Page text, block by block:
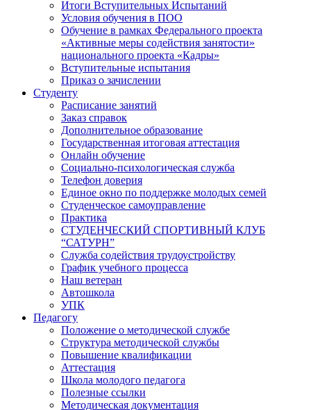
Итоги Вступительных Испытаний
Условия обучения в ПОО
Обучение в рамках Федерального проекта
«Активные меры содействия занятости»
национального проекта «Кадры»
Вступительные испытания
Приказ о зачислении
Студенту
Расписание занятий
Заказ справок
Дополнительное образование
Государственная итоговая аттестация
Онлайн обучение
Социально-психологическая служба
Телефон доверия
Единое окно по поддержке молодых семей
Студенческое самоуправление
Практика
СТУДЕНЧЕСКИЙ СПОРТИВНЫЙ КЛУБ
“САТУРН”
Служба содействия трудоустройству
График учебного процесса
Наш ветеран
Автошкола
УПК
Педагогу
Положение о методической службе
Структура методической службы
Повышение квалификации
Аттестация
Школа молодого педагога
Полезные ссылки
Методическая документация